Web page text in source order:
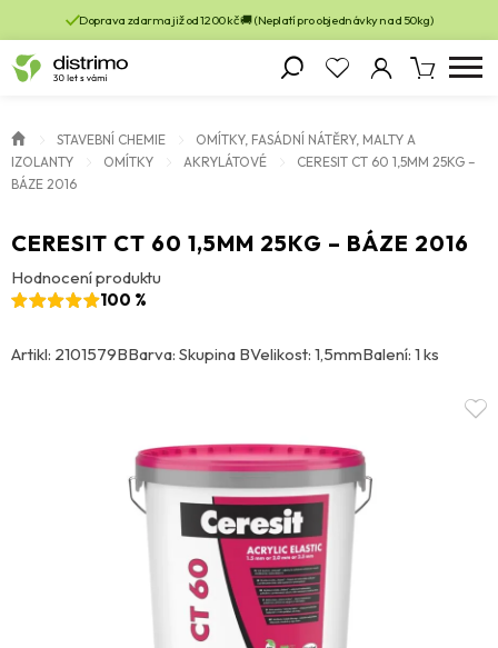
Doprava zdarma již od 1200 kč 🚚 (Neplatí pro objednávky nad 50kg)
STAVEBNÍ CHEMIE
OMÍTKY, FASÁDNÍ NÁTĚRY, MALTY A
IZOLANTY
OMÍTKY AKRYLÁTOVÉ
CERESIT CT 60 1,5MM 25KG –
BÁZE 2016
CERESIT CT 60 1,5MM 25KG – BÁZE 2016
Hodnocení produktu
100 %
Artikl: 2101579BBarva: Skupina BVelikost: 1,5mmBalení: 1 ks